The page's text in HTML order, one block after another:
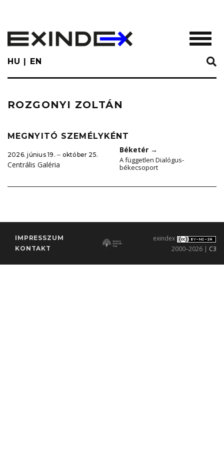
main
content
HU EN
ROZGONYI ZOLTÁN
MEGNYITÓ SZEMÉLYKÉNT
2026. június 19. ‒ október 25.
Centrális Galéria
Béketér →
A független Dialógus-
békecsoport
IMPRESSZUM
KONTAKT
exindex
2000–2026 | C3